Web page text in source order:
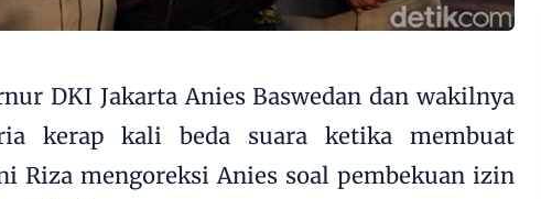
DKI Jakarta Anies Baswedan dan wakilnya
kerap kali beda suara ketika membuat
Riza mengoreksi Anies soal pembekuan izin